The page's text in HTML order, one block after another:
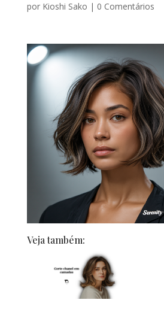
por Kioshi Sako | 0 Comentários
Veja também: